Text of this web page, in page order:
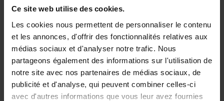
Ce site web utilise des cookies.
Les cookies nous permettent de personnaliser le contenu
et les annonces, d'offrir des fonctionnalités relatives aux
médias sociaux et d'analyser notre trafic. Nous
partageons également des informations sur l'utilisation de
notre site avec nos partenaires de médias sociaux, de
publicité et d'analyse, qui peuvent combiner celles-ci
avec d'autres informations que vous leur avez fournies
Building Bonds = Building
Business
Jochen Roef Jozefien De Feyter
Carolien Boom
Couverture souple
2025 200
€29,99